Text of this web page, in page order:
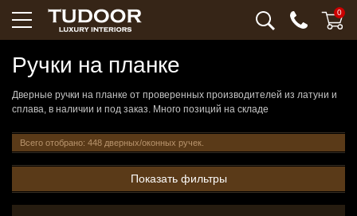
0
Ручки на планке
Дверные ручки на планке от проверенных производителей из латуни и
сплава, в наличии и под заказ. Много позиций на складе
Всего отобрано: 448 дверных/оконных ручек.
Показать фильтры